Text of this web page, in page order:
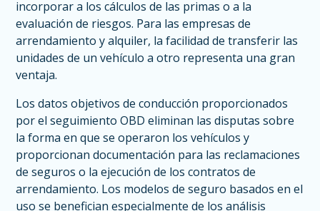
incorporar a los cálculos de las primas o a la
evaluación de riesgos. Para las empresas de
arrendamiento y alquiler, la facilidad de transferir las
unidades de un vehículo a otro representa una gran
ventaja.
Los datos objetivos de conducción proporcionados
por el seguimiento OBD eliminan las disputas sobre
la forma en que se operaron los vehículos y
proporcionan documentación para las reclamaciones
de seguros o la ejecución de los contratos de
arrendamiento. Los modelos de seguro basados en el
uso se benefician especialmente de los análisis